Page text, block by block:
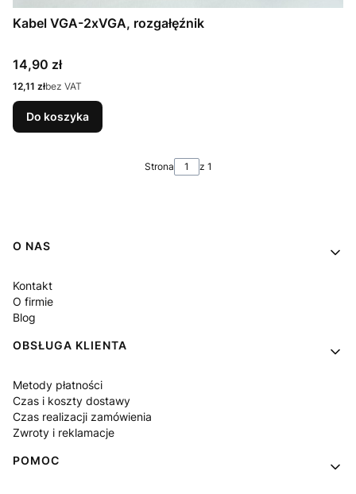
Kabel VGA-2xVGA, rozgałęźnik
Cena
14,90 zł
Cena
12,11 złbez VAT
Do koszyka
Strona z 1
Linki w stopce
O NAS
Kontakt
O firmie
Blog
OBSŁUGA KLIENTA
Metody płatności
Czas i koszty dostawy
Czas realizacji zamówienia
Zwroty i reklamacje
POMOC